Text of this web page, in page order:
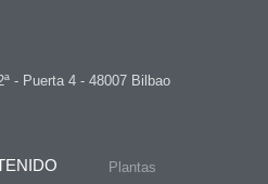
- Puerta 4 - 48007 Bilbao
Plantas